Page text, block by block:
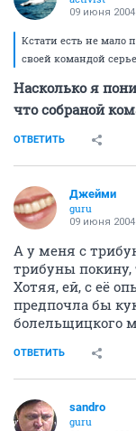
09 июня 2004
Кстати есть не мало
своей командой
Насколько я
что собраной
ОТВЕТИТЬ
Джейми
guru
09 июня 2004
А у меня с
трибуны покину,
Хотяя, ей, с её
предпочла бы
болельщицкого
ОТВЕТИТЬ
sandro
guru